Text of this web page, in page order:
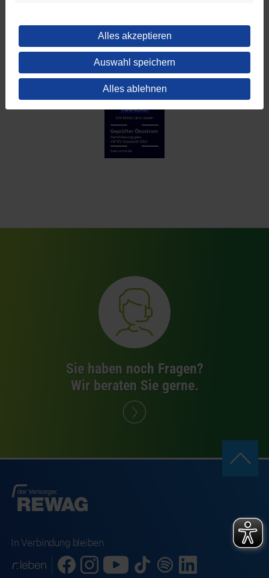
Sie haben noch Fragen?
Wir beraten Sie gerne.
In Verbindung bleiben
Alles akzeptieren
Auswahl speichern
Alles ablehnen